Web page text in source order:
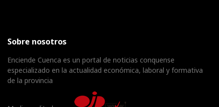
Sobre nosotros
Enciende Cuenca es un portal de noticias conquense
especializado en la actualidad económica, laboral y formativa
de la provincia